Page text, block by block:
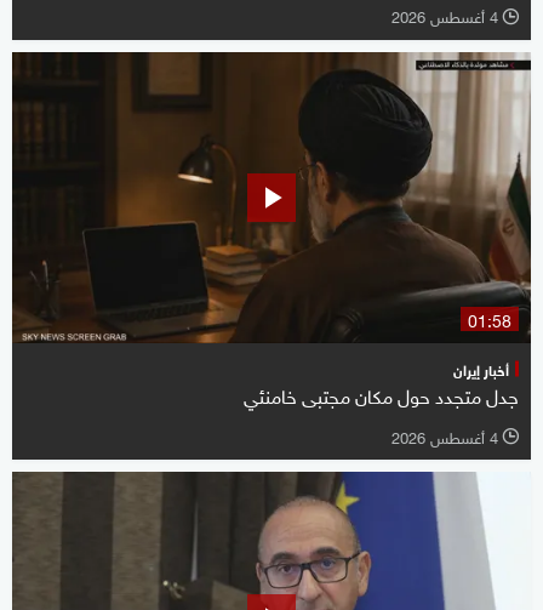
l 4 أغسطس 2026
01:58
أخبار إيران
جدل متجدد حول مكان مجتبى خامنئي
l 4 أغسطس 2026